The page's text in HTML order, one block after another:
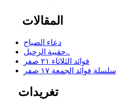
المقالات
دعاء الصباح
حقيبة الرحيل..
فوائد الثلاثاء ٢١ صفر
سلسلة فوائد الجمعة ١٧ صفر
تغريدات